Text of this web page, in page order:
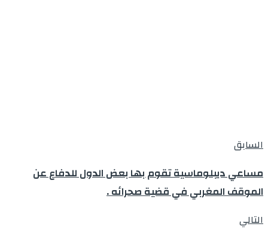
السابق
مساعي ديبلوماسية تقوم بها بعض الدول للدفاع عن
الموقف المغربي في قضية صحرائه .
التالي